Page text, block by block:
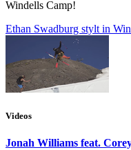
Windells Camp!
Ethan Swadburg stylt in
Videos
Jonah Williams feat.